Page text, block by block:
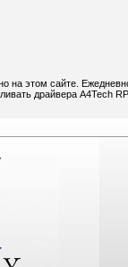
на этом сайте.
драйвера A4Tech